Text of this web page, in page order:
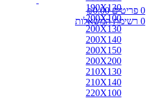
0 פריטים ₪0.00
0 רשימת המשאלות
190X130
200X100
200X130
200X140
200X150
200X200
210X130
210X140
220X100